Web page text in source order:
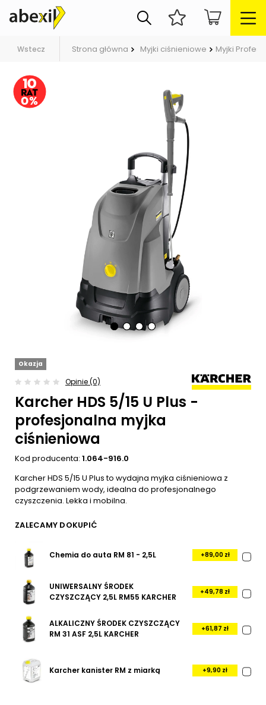
Wstecz Strona główna Myjki ciśnieniowe Myjki
Okazja
Opinie (0)
Karcher HDS 5/15 U Plus -
profesjonalna myjka
ciśnieniowa
Kod producenta: 1.064-916.0
Karcher HDS 5/15 U Plus to wydajna myjka ciśnieniowa z
podgrzewaniem wody, idealna do profesjonalnego
czyszczenia. Lekka i mobilna.
ZALECAMY DOKUPIĆ
Chemia do auta RM 81 - 2,5L +89,00 zł
UNIWERSALNY ŚRODEK
CZYSZCZĄCY 2,5L RM55 KARCHER
+49,78 zł
ALKALICZNY ŚRODEK CZYSZCZĄCY
RM 31 ASF 2,5L KARCHER
+61,87 zł
Karcher kanister RM z miarką +9,90 zł